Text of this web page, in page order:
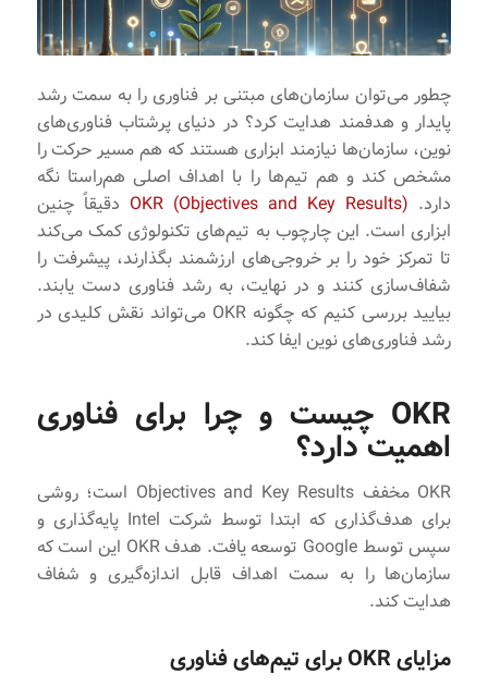
چطور می‌توان سازمان‌های مبتنی بر فناوری را به سمت رشد
پایدار و هدفمند هدایت کرد؟ در دنیای پرشتاب فناوری‌های
نوین، سازمان‌ها نیازمند ابزاری هستند که هم مسیر حرکت را
مشخص کند و هم تیم‌ها را با اهداف اصلی هم‌راستا نگه
دارد. OKR (Objectives and Key Results) دقیقاً چنین
ابزاری است. این چارچوب به تیم‌های تکنولوژی کمک می‌کند
تا تمرکز خود را بر خروجی‌های ارزشمند بگذارند، پیشرفت را
شفاف‌سازی کنند و در نهایت، به رشد فناوری دست یابند.
بیایید بررسی کنیم که چگونه OKR می‌تواند نقش کلیدی در
رشد فناوری‌های نوین ایفا کند.
OKR چیست و چرا برای فناوری
اهمیت دارد؟
OKR مخفف Objectives and Key Results است؛ روشی
برای هدف‌گذاری که ابتدا توسط شرکت Intel پایه‌گذاری و
سپس توسط Google توسعه یافت. هدف OKR این است که
سازمان‌ها را به سمت اهداف قابل اندازه‌گیری و شفاف
هدایت کند.
مزایای OKR برای تیم‌های فناوری